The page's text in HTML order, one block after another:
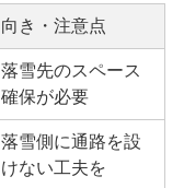
向き・注意点
落雪先のスペース
確保が必要
落雪側に通路を設
けない工夫を